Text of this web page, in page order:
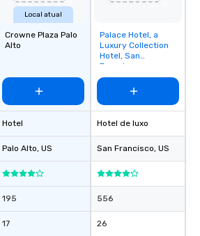
Local atual
Crowne Plaza Palo
Alto
Hotel
Palo Alto, US
195
17
Removed from
favorites
Palace Hotel, a
Luxury Collection
Hotel, San
Francisco
Hotel de luxo
San Francisco, US
556
26